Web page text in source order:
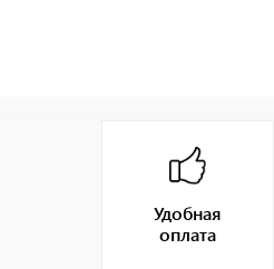
Удобная
оплата